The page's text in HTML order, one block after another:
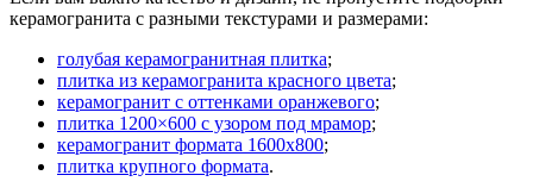
Серо-голубой Серо-белый Серый Синий Сиреневый
Слоновая кость Тёмно-бежевый Тёмно-коричневый
Тёмно-серый Тёмно-голубой Тёмно-синий
керамогранита с разными текстурами и размерами:
голубая керамогранитная плитка;
плитка из керамогранита красного цвета;
керамогранит с оттенками оранжевого;
плитка 1200×600 с узором под мрамор;
керамогранит формата 1600х800;
плитка крупного формата.